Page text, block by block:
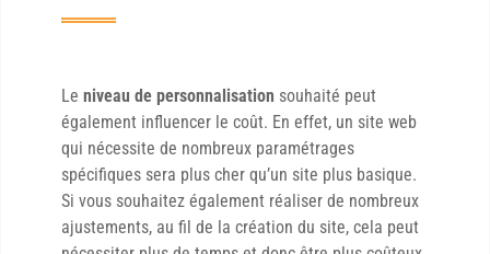
Le niveau de personnalisation souhaité peut
également influencer le coût. En effet, un site web
qui nécessite de nombreux paramétrages
spécifiques sera plus cher qu’un site plus basique.
Si vous souhaitez également réaliser de nombreux
ajustements, au fil de la création du site, cela peut